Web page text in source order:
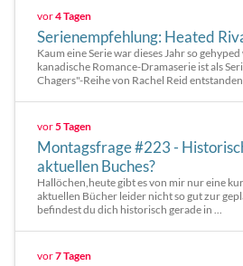
vor4 Tagen
Serienempfehlung: Heated
Kaum eine Serie war dieses Jahr so
kanadische Romance-Dramaserie ist als
Chagers"-Reihe von Rachel Reid
vor5 Tagen
Montagsfrage #223 -
aktuellen Buches?
Hallöchen,heute gibt es von mir nur eine
aktuellen Bücher leider nicht so gut zur
befindest du dich historisch gerade in ...
vor7 Tagen